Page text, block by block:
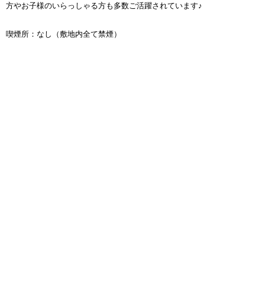
方やお子様のいらっしゃる方も多数ご活躍されています♪
喫煙所：なし（敷地内全て禁煙）